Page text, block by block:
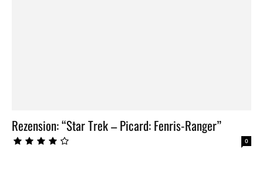
Rezension: “Star Trek – Picard: Fenris-Ranger”
0